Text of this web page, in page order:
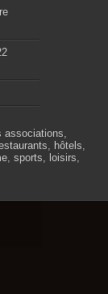
associations,
hôtels,
sports, loisirs,